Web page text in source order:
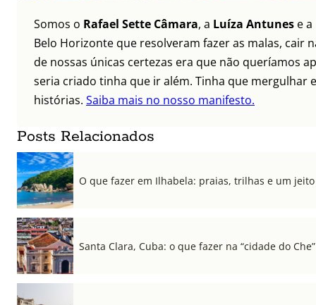
Somos o Rafael Sette Câmara, a Luíza Antunes e a
Belo Horizonte que resolveram fazer as malas, cair
de nossas únicas certezas era que não queríamos
seria criado tinha que ir além. Tinha que mergulhar
histórias. Saiba mais no nosso manifesto.
Posts Relacionados
O que fazer em Ilhabela: praias, trilhas e um
Santa Clara, Cuba: o que fazer na “cidade do Che”